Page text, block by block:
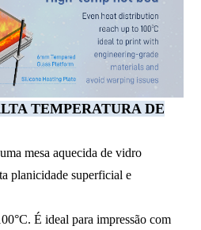
TEMPERATURA DE
mesa aquecida de vidro
planicidade superficial e
É ideal para impressão com